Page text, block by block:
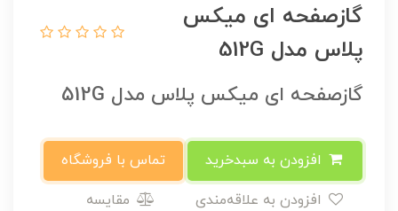
گازصفحه ای میکس
پلاس مدل 512G
گازصفحه ای میکس پلاس مدل 512G
تماس با فروشگاه
مقایسه